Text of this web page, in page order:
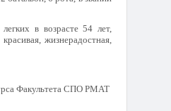
в возрасте 54 лет,
жизнерадостная,
Факультета СПО РМАТ